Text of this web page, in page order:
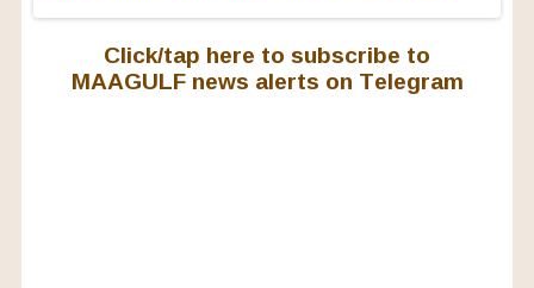
Click/tap here to subscribe to
MAAGULF news alerts on Telegram